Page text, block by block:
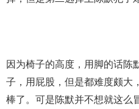
因为椅子的高度，用脚的话陈
子，用屁股，但是都难度颇大
棒了。可是陈默并不想就这么